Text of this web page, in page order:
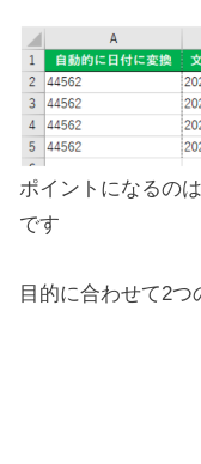
ポイントになるの
です
目的に合わせて2つ